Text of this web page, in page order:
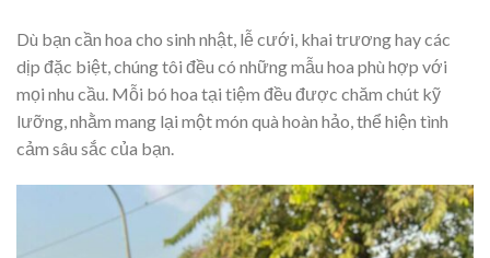
Dù bạn cần hoa cho sinh nhật, lễ cưới, khai trương hay các
dịp đặc biệt, chúng tôi đều có những mẫu hoa phù hợp với
mọi nhu cầu. Mỗi bó hoa tại tiệm đều được chăm chút kỹ
lưỡng, nhằm mang lại một món quà hoàn hảo, thể hiện tình
cảm sâu sắc của bạn.